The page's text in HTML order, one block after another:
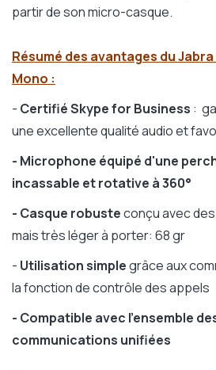
partir de son micro-casque.
Résumé des avantages du
Mono :
- CertifiéSkype for Business :
une excellente qualité audio et
- Microphone équipé d'une
incassable et rotative à 360°
- Casque robusteconçu avec
mais très léger à porter: 68 gr
- Utilisation simplegrâce aux
la fonction de contrôle des appels
- Compatible avec l'ensemble
communications unifiées